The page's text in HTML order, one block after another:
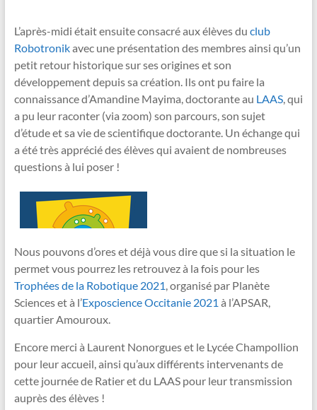
L’après-midi était ensuite consacré aux élèves du club
Robotronik​ avec une présentation des membres ainsi qu’un
petit retour historique sur ses origines et son
développement depuis sa création. Ils ont pu faire la
connaissance d’Amandine Mayima, doctorante au LAAS​, qui
a pu leur raconter (via zoom) son parcours, son sujet
d’étude et sa vie de scientifique doctorante. Un échange qui
a été très apprécié des élèves qui avaient de nombreuses
questions à lui poser !
Nous pouvons d’ores et déjà vous dire que si la situation le
permet vous pourrez les retrouvez à la fois pour les
Trophées de la Robotique 2021​, organisé par Planète
Sciences et à l’Exposcience Occitanie 2021 ​ à l’APSAR,
quartier Amouroux.
Encore merci à Laurent Nonorgues et le Lycée Champollion
pour leur accueil, ainsi qu’aux différents intervenants de
cette journée de Ratier et du LAAS pour leur transmission
auprès des élèves !